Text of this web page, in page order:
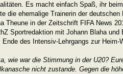
Es macht einfach Spaß, ihr
die ehemalige Trainerin der
Theune in der Zeitschrift FIFA News
Sportredaktion mit Johann Blaha
Ende des Intensiv-Lehrgangs zur Heim-
wie war die Stimmung in der U20?
nicht zustande. Gegen die